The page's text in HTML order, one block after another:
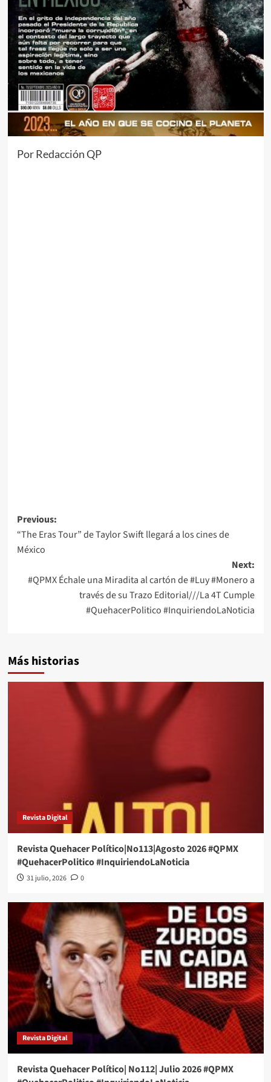
Por Redacción QP
Post
navigation
Previous:
“The Eras Tour” de Taylor Swift llegará a los cines de
México
Next:
#QPMX Échale una Miradita al cartón de #Luy #Monero a
través de su Trazo Editorial///La 4T Cumple
#QuehacerPolitico #InquiriendoLaNoticia
Más historias
Revista Digital
Revista Quehacer Político|No113|Agosto 2026 #QPMX
#QuehacerPolitico #InquiriendoLaNoticia
31 julio, 2026 0
Revista Digital
Revista Quehacer Político| No112| Julio 2026 #QPMX